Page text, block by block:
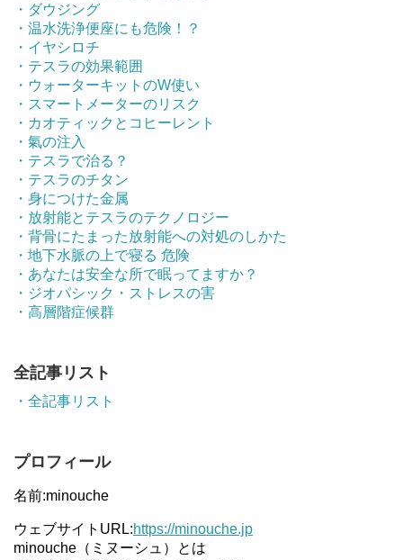
・ダウジング
・温水洗浄便座にも危険！？
・イヤシロチ
・テスラの効果範囲
・ウォーターキットのW使い
・スマートメーターのリスク
・カオティックとコヒーレント
・氣の注入
・テスラで治る？
・テスラのチタン
・身につけた金属
・放射能とテスラのテクノロジー
・背骨にたまった放射能への対処のしかた
・地下水脈の上で寝る 危険
・あなたは安全な所で眠ってますか？
・ジオパシック・ストレスの害
・高層階症候群
全記事リスト
・全記事リスト
プロフィール
名前:minouche
ウェブサイトURL:https://minouche.jp
minouche（ミヌーシュ）とは